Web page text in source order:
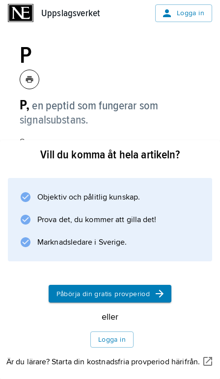
Uppslagsverket Logga in
P
P, en peptid som fungerar som
signalsub­stans.
Se
substans P
Information om artikeln
Vill du komma åt hela artikeln?
Objektiv och pålitlig kunskap.
Prova det, du kommer att gilla det!
Marknadsledare i Sverige.
Påbörja din gratis provperiod
eller
Logga in
Är du lärare? Starta din kostnadsfria provperiod härifrån.